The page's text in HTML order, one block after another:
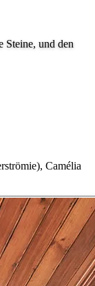
Steine, und den
Camélia